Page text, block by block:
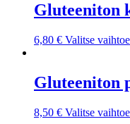
Gluteeniton
6,80 € Valitse
Gluteeniton
8,50 € Valitse